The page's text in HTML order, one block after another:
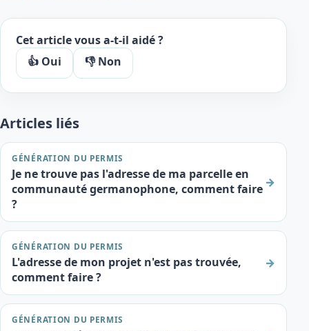
Cet article vous a-t-il aidé ?
👍 Oui
👎 Non
Articles liés
GÉNÉRATION DU PERMIS
Je ne trouve pas l'adresse de ma parcelle en
communauté germanophone, comment faire
?
→
GÉNÉRATION DU PERMIS
L'adresse de mon projet n'est pas trouvée,
comment faire ?
→
GÉNÉRATION DU PERMIS